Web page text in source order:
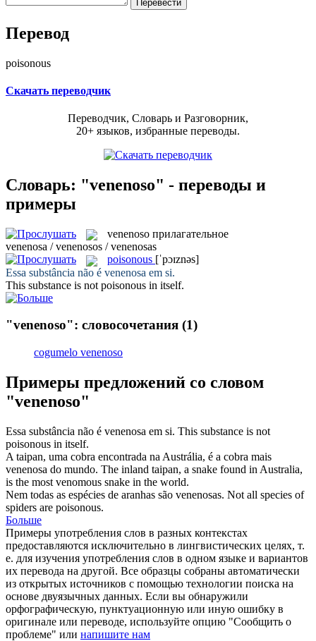
Перевод
poisonous
Скачать переводчик
Переводчик, Словарь и Разговорник,
20+ языков, избранные переводы.
Словарь: "venenoso" - переводы и
примеры
venenoso прилагательное
venenosa / venenosos / venenosas
poisonous [ˈpɔɪznəs]
Essa substância não é venenosa em si.
This substance is not poisonous in itself.
"venenoso": словосочетания (1)
cogumelo venenoso
Примеры предложений со словом
"venenoso"
Essa substância não é venenosa em si. This substance is not
poisonous in itself.
A taipan, uma cobra encontrada na Austrália, é a cobra mais
venenosa do mundo. The inland taipan, a snake found in Australia,
is the most venomous snake in the world.
Nem todas as espécies de aranhas são venenosas. Not all species of
spiders are poisonous.
Больше
Примеры употребления слов в разных контекстах
предоставляются исключительно в лингвистических целях, т.
е. для изучения употребления слов в одном языке и вариантов
их перевода на другой. Все образцы собраны автоматически
из открытых источников с помощью технологии поиска на
основе двуязычных данных. Если вы обнаружили
орфографическую, пунктуационную или иную ошибку в
оригинале или переводе, используйте опцию "Сообщить о
проблеме" или напишите нам